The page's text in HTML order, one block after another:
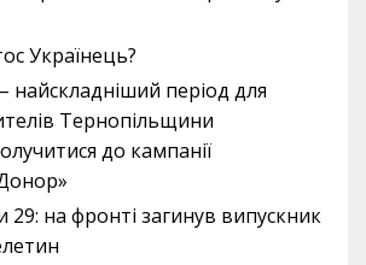
Українець?
найскладніший період для
Тернопільщини
до кампанії
29: на фронті загинув випускник